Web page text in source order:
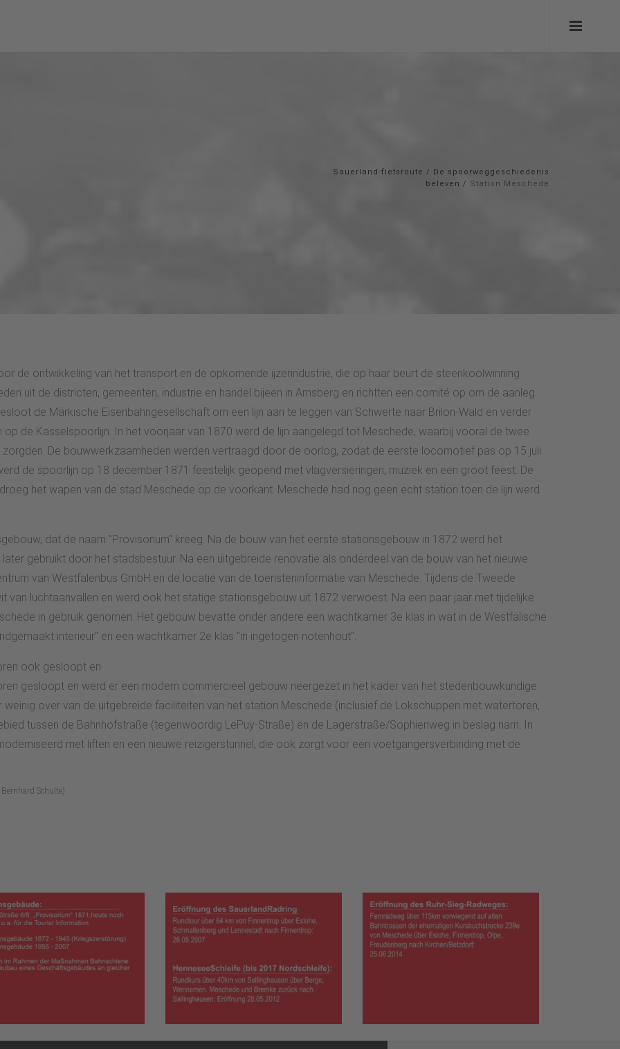
Sauerland-fietsroute / De spoorweggeschiedenis
beleven / Station Meschede
de ontwikkeling van het transport en de opkomende ijzerindustrie, die op haar beurt de steenkoolwinning
uit de districten, gemeenten, industrie en handel bijeen in Arnsberg en richtten een comité op om de aanleg
de Märkische Eisenbahngesellschaft om een lijn aan te leggen van Schwerte naar Brilon-Wald en verder
de Kasselspoorlijn. In het voorjaar van 1870 werd de lijn aangelegd tot Meschede, waarbij vooral de twee
De bouwwerkzaamheden werden vertraagd door de oorlog, zodat de eerste locomotief pas op 15 juli
de spoorlijn op 18 december 1871 feestelijk geopend met vlagversieringen, muziek en een groot feest. De
het wapen van de stad Meschede op de voorkant. Meschede had nog geen echt station toen de lijn werd
dat de naam "Provisorium" kreeg. Na de bouw van het eerste stationsgebouw in 1872 werd het
gebruikt door het stadsbestuur. Na een uitgebreide renovatie als onderdeel van de bouw van het nieuwe
van Westfalenbus GmbH en de locatie van de toeristeninformatie van Meschede. Tijdens de Tweede
van luchtaanvallen en werd ook het statige stationsgebouw uit 1872 verwoest. Na een paar jaar met tijdelijke
in gebruik genomen. Het gebouw bevatte onder andere een wachtkamer 3e klas in wat in de Westfälische
interieur" en een wachtkamer 2e klas "in ingetogen notenhout".
ook gesloopt en
gesloopt en werd er een modern commercieel gebouw neergezet in het kader van het stedenbouwkundige
over van de uitgebreide faciliteiten van het station Meschede (inclusief de Lokschuppen met watertoren,
tussen de Bahnhofstraße (tegenwoordig LePuy-Straße) en de Lagerstraße/Sophienweg in beslag nam. In
met liften en een nieuwe reizigerstunnel, die ook zorgt voor een voetgangersverbinding met de
Schulte)